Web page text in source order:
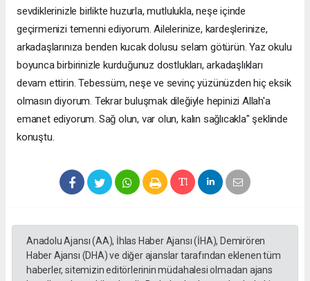
sevdiklerinizle birlikte huzurla, mutlulukla, neşe içinde
geçirmenizi temenni ediyorum. Ailelerinize, kardeşlerinize,
arkadaşlarınıza benden kucak dolusu selam götürün. Yaz okulu
boyunca birbirinizle kurduğunuz dostlukları, arkadaşlıkları
devam ettirin. Tebessüm, neşe ve sevinç yüzünüzden hiç eksik
olmasın diyorum. Tekrar buluşmak dileğiyle hepinizi Allah'a
emanet ediyorum. Sağ olun, var olun, kalın sağlıcakla" şeklinde
konuştu.
Anadolu Ajansı (AA), İhlas Haber Ajansı (İHA), Demirören
Haber Ajansı (DHA) ve diğer ajanslar tarafından eklenen tüm
haberler, sitemizin editörlerinin müdahalesi olmadan ajans